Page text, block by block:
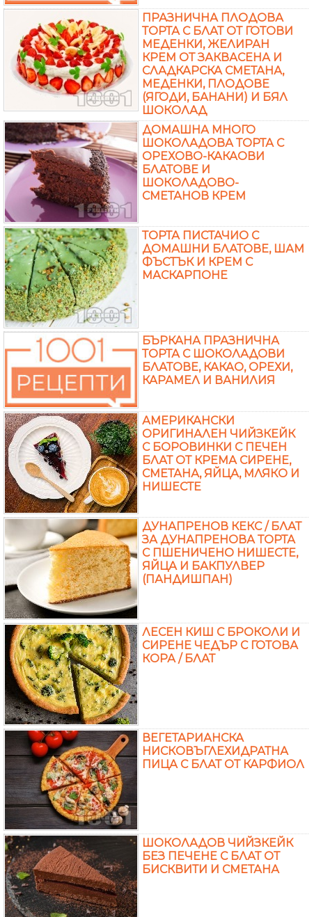
ПРАЗНИЧНА ПЛОДОВА
ТОРТА С БЛАТ ОТ ГОТОВИ
МЕДЕНКИ, ЖЕЛИРАН
КРЕМ ОТ ЗАКВАСЕНА И
СЛАДКАРСКА СМЕТАНА,
МЕДЕНКИ, ПЛОДОВЕ
(ЯГОДИ, БАНАНИ) И БЯЛ
ШОКОЛАД
ДОМАШНА МНОГО
ШОКОЛАДОВА ТОРТА С
ОРЕХОВО-КАКАОВИ
БЛАТОВЕ И
ШОКОЛАДОВО-
СМЕТАНОВ КРЕМ
ТОРТА ПИСТАЧИО С
ДОМАШНИ БЛАТОВЕ, ШАМ
ФЪСТЪК И КРЕМ С
МАСКАРПОНЕ
БЪРКАНА ПРАЗНИЧНА
ТОРТА С ШОКОЛАДОВИ
БЛАТОВЕ, КАКАО, ОРЕХИ,
КАРАМЕЛ И ВАНИЛИЯ
АМЕРИКАНСКИ
ОРИГИНАЛЕН ЧИЙЗКЕЙК
С БОРОВИНКИ С ПЕЧЕН
БЛАТ ОТ КРЕМА СИРЕНЕ,
СМЕТАНА, ЯЙЦА, МЛЯКО И
НИШЕСТЕ
ДУНАПРЕНОВ КЕКС / БЛАТ
ЗА ДУНАПРЕНОВА ТОРТА
С ПШЕНИЧЕНО НИШЕСТЕ,
ЯЙЦА И БАКПУЛВЕР
(ПАНДИШПАН)
ЛЕСЕН КИШ С БРОКОЛИ И
СИРЕНЕ ЧЕДЪР С ГОТОВА
КОРА / БЛАТ
ВЕГЕТАРИАНСКА
НИСКОВЪГЛЕХИДРАТНА
ПИЦА С БЛАТ ОТ КАРФИОЛ
ШОКОЛАДОВ ЧИЙЗКЕЙК
БЕЗ ПЕЧЕНЕ С БЛАТ ОТ
БИСКВИТИ И СМЕТАНА